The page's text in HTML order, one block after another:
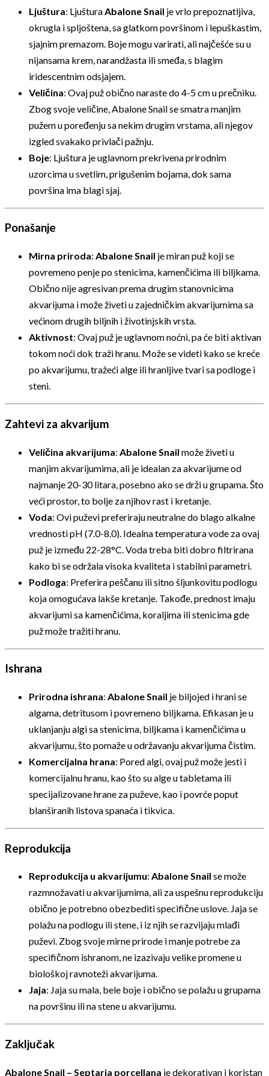
Ljuštura: Ljuštura Abalone Snail je vrlo prepoznatljiva,
okrugla i spljoštena, sa glatkom površinom i lepuškastim,
sjajnim premazom. Boje mogu varirati, ali najčešće su u
nijansama krem, narandžasta ili smeđa, s blagim
iridescentnim odsjajem.
Veličina: Ovaj puž obično naraste do 4-5 cm u prečniku.
Zbog svoje veličine, Abalone Snail se smatra manjim
pužem u poređenju sa nekim drugim vrstama, ali njegov
izgled svakako privlači pažnju.
Boje: Ljuštura je uglavnom prekrivena prirodnim
uzorcima u svetlim, prigušenim bojama, dok sama
površina ima blagi sjaj.
Ponašanje
Mirna priroda: Abalone Snail je miran puž koji se
povremeno penje po stenicima, kamenčićima ili biljkama.
Obično nije agresivan prema drugim stanovnicima
akvarijuma i može živeti u zajedničkim akvarijumima sa
većinom drugih biljnih i životinjskih vrsta.
Aktivnost: Ovaj puž je uglavnom noćni, pa će biti aktivan
tokom noći dok traži hranu. Može se videti kako se kreće
po akvarijumu, tražeći alge ili hranljive tvari sa podloge i
steni.
Zahtevi za akvarijum
Veličina akvarijuma: Abalone Snail može živeti u
manjim akvarijumima, ali je idealan za akvarijume od
najmanje 20-30 litara, posebno ako se drži u grupama. Što
veći prostor, to bolje za njihov rast i kretanje.
Voda: Ovi puževi preferiraju neutralne do blago alkalne
vrednosti pH (7.0-8.0). Idealna temperatura vode za ovaj
puž je između 22-28°C. Voda treba biti dobro filtrirana
kako bi se održala visoka kvaliteta i stabilni parametri.
Podloga: Preferira peščanu ili sitno šljunkovitu podlogu
koja omogućava lakše kretanje. Takođe, prednost imaju
akvarijumi sa kamenčićima, koraljima ili stenicima gde
puž može tražiti hranu.
Ishrana
Prirodna ishrana: Abalone Snail je biljojed i hrani se
algama, detritusom i povremeno biljkama. Efikasan je u
uklanjanju algi sa stenicima, biljkama i kamenčićima u
akvarijumu, što pomaže u održavanju akvarijuma čistim.
Komercijalna hrana: Pored algi, ovaj puž može jesti i
komercijalnu hranu, kao što su alge u tabletama ili
specijalizovane hrane za puževe, kao i povrće poput
blanširanih listova spanaća i tikvica.
Reprodukcija
Reprodukcija u akvarijumu: Abalone Snail se može
razmnožavati u akvarijumima, ali za uspešnu reprodukciju
obično je potrebno obezbediti specifične uslove. Jaja se
polažu na podlogu ili stene, i iz njih se razvijaju mlađi
puževi. Zbog svoje mirne prirode i manje potrebe za
specifičnom ishranom, ne izazivaju velike promene u
biološkoj ravnoteži akvarijuma.
Jaja: Jaja su mala, bele boje i obično se polažu u grupama
na površinu ili na stene u akvarijumu.
Zaključak
Abalone Snail – Septaria porcellana je dekorativan i koristan